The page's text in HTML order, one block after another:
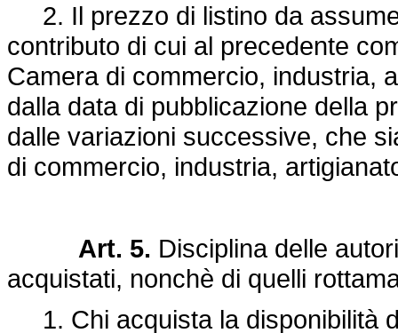
2. Il prezzo di listino da
contributo di cui al precedente
Camera di commercio, industria,
dalla data di pubblicazione della
dalle variazioni successive, che
di commercio, industria,
Art. 5. Disciplina delle
acquistati, nonchè di quelli
1. Chi acquista la disponibilità